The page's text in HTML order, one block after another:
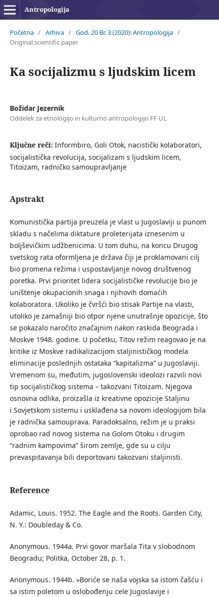
Antropologija
Početna / Arhiva / God. 20 Br. 3 (2020): Antropologija /
Original scientific paper
Ka socijalizmu s ljudskim licem
Božidar Jezernik
Oddelek za etnologijo in kulturno antropologijo FF UL
Ključne reči: Informbiro, Goli Otok, nacistički kolaboratori,
socijalistička revolucija, socijalizam s ljudskim licem,
Titoizam, radničko samoupravljanje
Apstrakt
Komunistička partija preuzela je vlast u Jugoslaviji u punom
skladu s načelima diktature proleterijata iznesenim u
boljševičkim udžbenicima. U tom duhu, na koncu Drugog
svetskog rata oformljena je država čiji je proklamovani cilj
bio promena režima i uspostavljanje novog društvenog
poretka. Prvi prioritet lidera socijalističke revolucije bio je
uništenje okupacionih snaga i njihovih domaćih
kolaboratora. Ukoliko je čvršći bio stisak Partije na vlasti,
utoliko je zamašniji bio otpor njene unutrašnje opozicije, što
se pokazalo naročito značajnim nakon raskida Beograda i
Moskve 1948. godine. U početku, Titov režim reagovao je na
kritike iz Moskve radikalizacijom staljinističkog modela
eliminacije poslednjih ostataka “kapitalizma” u Jugoslaviji.
Vremenom su, međutim, jugoslovenski ideolozi razvili novi
tip socijalističkog sistema – takozvani Titoizam. Njegova
osnovna odlika, proizašla iz kreativne opozicije Staljinu
i Sovjetskom sistemu i usklađena sa novom ideologijom bila
je radnička samouprava. Paradoksalno, režim je u praksi
oprobao rad novog sistema na Golom Otoku i drugim
“radnim kampovima” širom zemlje, gde su u cilju
prevaspitavanja bili deportovani takozvani staljinisti.
Reference
Adamic, Louis. 1952. The Eagle and the Roots. Garden City,
N. Y.: Doubleday & Co.
Anonymous. 1944a. Prvi govor maršala Tita v slobodnom
Beogradu; Politka, October 28, p. 1.
Anonymous. 1944b. »Boriće se naša vojska sa istom čašću i
sa istim poletom u oslobođenju cele Jugoslavije i